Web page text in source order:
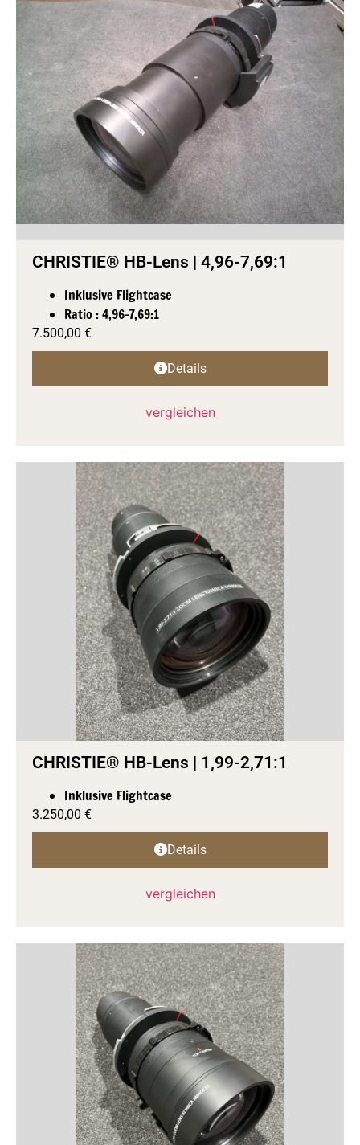
CHRISTIE® HB-Lens | 4,96-7,69:1
Inklusive Flightcase
Ratio : 4,96-7,69:1
7.500,00 €
Details
vergleichen
CHRISTIE® HB-Lens | 1,99-2,71:1
Inklusive Flightcase
3.250,00 €
Details
vergleichen